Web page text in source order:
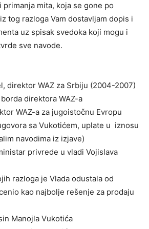
mita, koja se gone po
tog razloga Vam dostavljam dopis i
uz spisak svedoka koji mogu i
sve navode.
direktor WAZ za Srbiju (2004-2007)
direktora WAZ-a
WAZ-a za jugoistočnu Evropu
sa Vukotićem, uplate u iznosu
navodima iz izjave)
privrede u vladi Vojislava
razloga je Vlada odustala od
kao najbolje rešenje za prodaju
Manojla Vukotića